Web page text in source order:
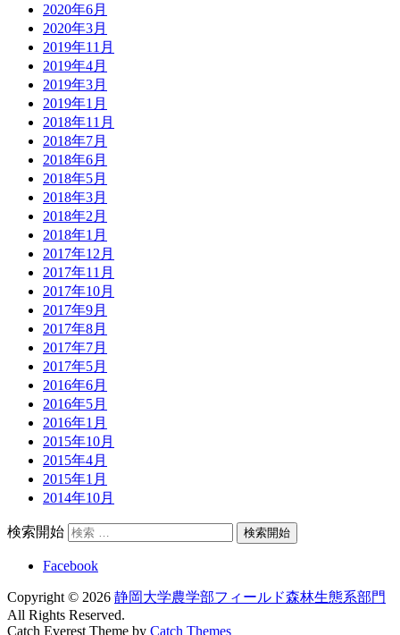
2020年6月
2020年3月
2019年11月
2019年4月
2019年3月
2019年1月
2018年11月
2018年7月
2018年6月
2018年5月
2018年3月
2018年2月
2018年1月
2017年12月
2017年11月
2017年10月
2017年9月
2017年8月
2017年7月
2017年5月
2016年6月
2016年5月
2016年1月
2015年10月
2015年4月
2015年1月
2014年10月
検索開始
Facebook
Copyright © 2026 静岡大学農学部フィールド森林生態系部門
All Rights Reserved.
Catch Everest Theme by Catch Themes